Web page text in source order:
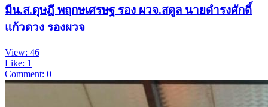
มีน.ส.ดุษฎี พฤกษเศรษฐ รอง ผวจ.สตูล นายดำรงศักดิ์
แก้วดวง รองผวจ
View: 46
Like: 1
Comment: 0